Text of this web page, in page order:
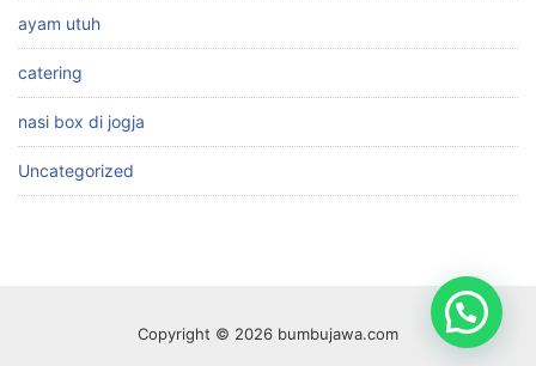
ayam utuh
catering
nasi box di jogja
Uncategorized
Copyright © 2026 bumbujawa.com